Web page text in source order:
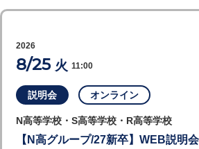
説明会 オンライン
N高等学校・S高等学校・R高等学校
【N高グループ/27新卒】WEB説明
2026
8/25 火 11:00